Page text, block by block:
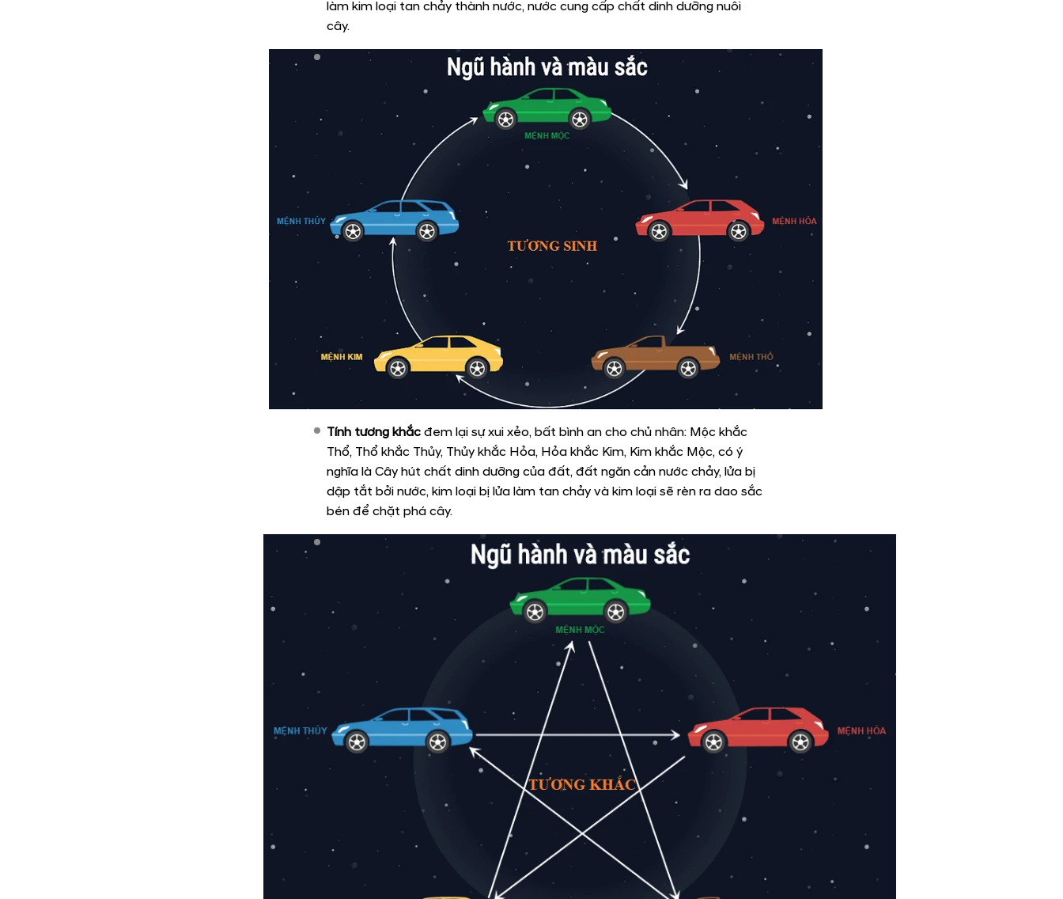
làm kim loại tan chảy thành nước, nước cung cấp chất dinh dưỡng nuôi
cây.
Tính tương khắc đem lại sự xui xẻo, bất bình an cho chủ nhân: Mộc khắc
Thổ, Thổ khắc Thủy, Thủy khắc Hỏa, Hỏa khắc Kim, Kim khắc Mộc, có ý
nghĩa là Cây hút chất dinh dưỡng của đất, đất ngăn cản nước chảy, lửa bị
dập tắt bởi nước, kim loại bị lửa làm tan chảy và kim loại sẽ rèn ra dao sắc
bén để chặt phá cây.